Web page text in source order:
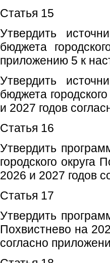
Статья 15
Утвердить
бюджета
приложению 5 к
Утвердить
бюджета
и 2027 годов
Статья 16
Утвердить
городского округа
2026 и 2027 годов
Статья 17
Утвердить
Похвистнево на
согласно